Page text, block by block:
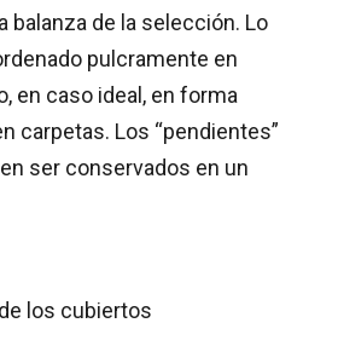
balanza de la selección. Lo
pulcramente en
en caso ideal, en forma
carpetas. Los “pendientes”
ser conservados en un
los cubiertos